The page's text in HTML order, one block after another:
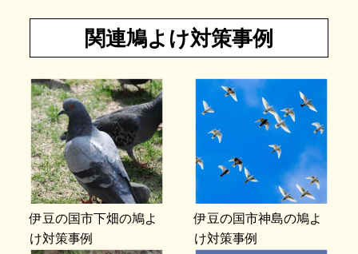
関連鳩よけ対策事例
伊豆の国市下畑の鳩よ
け対策事例
伊豆の国市神島の鳩よ
け対策事例